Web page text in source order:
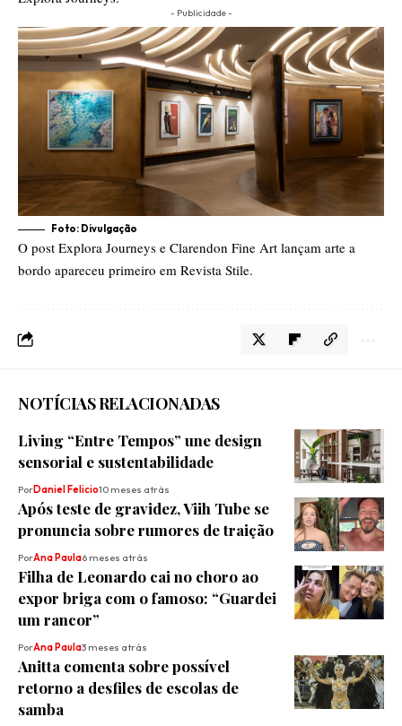
- Publicidade -
Foto: Divulgação
O post Explora Journeys e Clarendon Fine Art lançam arte a
bordo apareceu primeiro em Revista Stile.
NOTÍCIAS RELACIONADAS
Living “Entre Tempos” une design
sensorial e sustentabilidade
PorDaniel Felicio10 meses atrás
Após teste de gravidez, Viih Tube se
pronuncia sobre rumores de traição
PorAna Paula6 meses atrás
Filha de Leonardo cai no choro ao
expor briga com o famoso: “Guardei
um rancor”
PorAna Paula3 meses atrás
Anitta comenta sobre possível
retorno a desfiles de escolas de
samba